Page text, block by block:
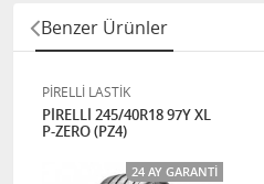
Benzer Ürünler
PİRELLİ LASTİK
PİRELLİ 245/40R18 97Y XL
P-ZERO (PZ4)
24 AY GARANTI